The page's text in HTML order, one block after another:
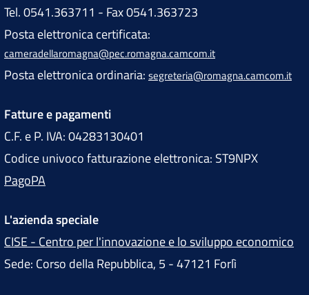
Tel. 0541.363711 - Fax 0541.363723
Posta elettronica certificata:
cameradellaromagna@pec.romagna.camcom.it
Posta elettronica ordinaria: segreteria@romagna.camcom.it
Fatture e pagamenti
C.F. e P. IVA: 04283130401
Codice univoco fatturazione elettronica: ST9NPX
PagoPA
L'azienda speciale
CISE - Centro per l'innovazione e lo sviluppo economico
Sede: Corso della Repubblica, 5 - 47121 Forlì